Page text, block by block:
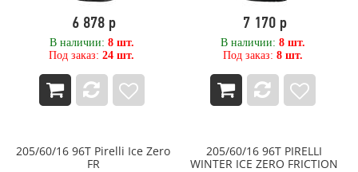
6 878 р
В наличии: 8 шт.
Под заказ:24 шт.
7 170 р
В наличии: 8 шт.
Под заказ: 8 шт.
205/60/16 96T Pirelli Ice Zero
FR
205/60/16 96T PIRELLI
WINTER ICE ZERO FRICTION